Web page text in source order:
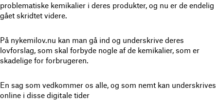
problematiske kemikalier i deres produkter, og nu er de endelig
gået skridtet videre.
På nykemilov.nu kan man gå ind og underskrive deres
lovforslag, som skal forbyde nogle af de kemikalier, som er
skadelige for forbrugeren.
En sag som vedkommer os alle, og som nemt kan underskrives
online i disse digitale tider